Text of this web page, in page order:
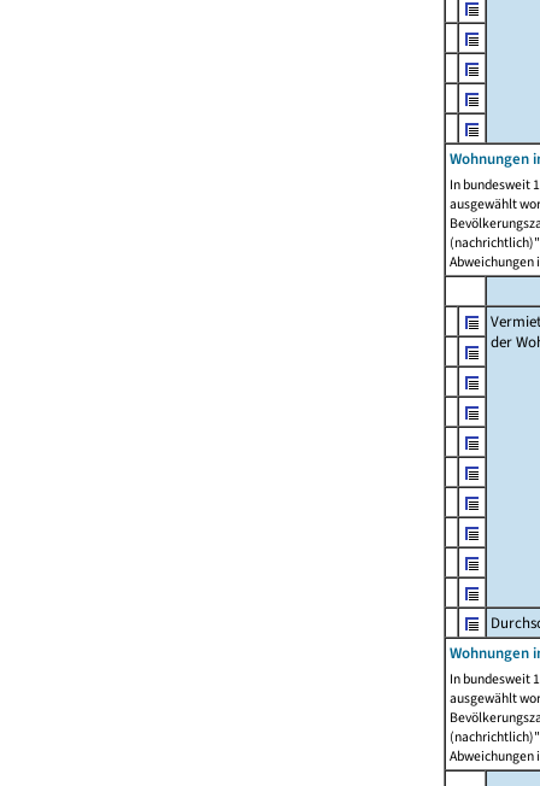
Wohnungen
In bundesweit
ausgewählt
Abweichungen
der
Wohnungen
In bundesweit
ausgewählt
Abweichungen